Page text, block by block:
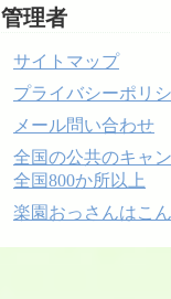
管理者
サイトマップ
プライバシーポリ
メール問い合わせ
全国の公共のキャ
全国800か所以上
楽園おっさんはこ